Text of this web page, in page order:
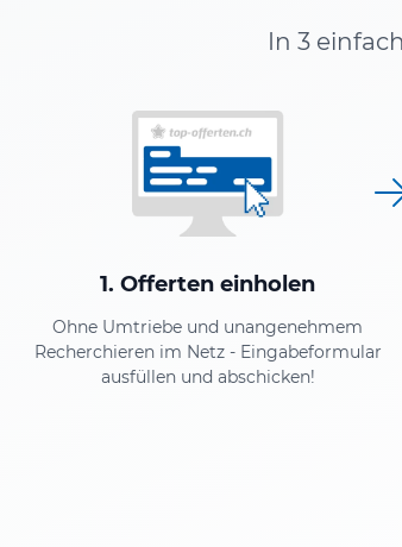
In 3
1. Offerten einholen
Ohne Umtriebe und unangenehmem
Recherchieren im Netz - Eingabeformular
ausfüllen und abschicken!